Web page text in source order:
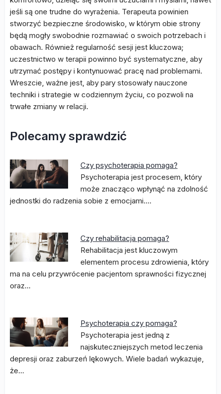
jeśli są one trudne do wyrażenia. Terapeuta powinien
stworzyć bezpieczne środowisko, w którym obie strony
będą mogły swobodnie rozmawiać o swoich potrzebach i
obawach. Również regularność sesji jest kluczowa;
uczestnictwo w terapii powinno być systematyczne, aby
utrzymać postępy i kontynuować pracę nad problemami.
Wreszcie, ważne jest, aby pary stosowały nauczone
techniki i strategie w codziennym życiu, co pozwoli na
trwałe zmiany w relacji.
Polecamy sprawdzić
Czy psychoterapia pomaga?
Psychoterapia jest procesem, który
może znacząco wpłynąć na zdolność
jednostki do radzenia sobie z emocjami.…
Czy rehabilitacja pomaga?
Rehabilitacja jest kluczowym
elementem procesu zdrowienia, który
ma na celu przywrócenie pacjentom sprawności fizycznej
oraz…
Psychoterapia czy pomaga?
Psychoterapia jest jedną z
najskuteczniejszych metod leczenia
depresji oraz zaburzeń lękowych. Wiele badań wykazuje,
że…